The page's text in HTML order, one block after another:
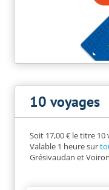
10 voyages
Soit 17,00 € le titre 10
Valable 1 heure sur
Grésivaudan et